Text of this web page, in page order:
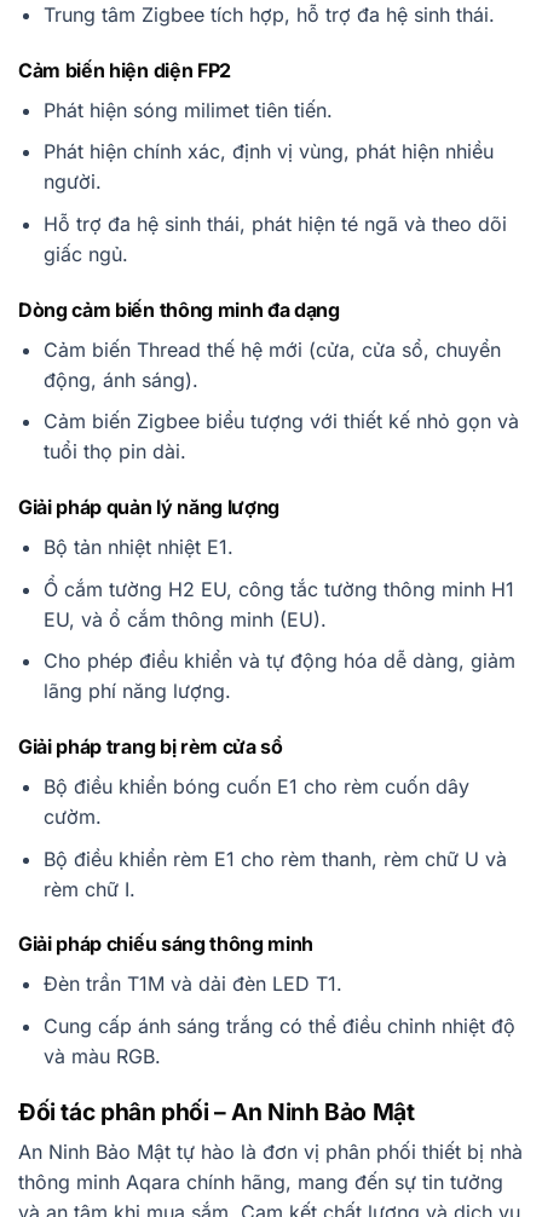
Trung tâm Zigbee tích hợp, hỗ trợ đa hệ sinh thái.
Cảm biến hiện diện FP2
Phát hiện sóng milimet tiên tiến.
Phát hiện chính xác, định vị vùng, phát hiện nhiều
người.
Hỗ trợ đa hệ sinh thái, phát hiện té ngã và theo dõi
giấc ngủ.
Dòng cảm biến thông minh đa dạng
Cảm biến Thread thế hệ mới (cửa, cửa sổ, chuyển
động, ánh sáng).
Cảm biến Zigbee biểu tượng với thiết kế nhỏ gọn và
tuổi thọ pin dài.
Giải pháp quản lý năng lượng
Bộ tản nhiệt nhiệt E1.
Ổ cắm tường H2 EU, công tắc tường thông minh H1
EU, và ổ cắm thông minh (EU).
Cho phép điều khiển và tự động hóa dễ dàng, giảm
lãng phí năng lượng.
Giải pháp trang bị rèm cửa sổ
Bộ điều khiển bóng cuốn E1 cho rèm cuốn dây
cườm.
Bộ điều khiển rèm E1 cho rèm thanh, rèm chữ U và
rèm chữ I.
Giải pháp chiếu sáng thông minh
Đèn trần T1M và dải đèn LED T1.
Cung cấp ánh sáng trắng có thể điều chỉnh nhiệt độ
và màu RGB.
Đối tác phân phối – An Ninh Bảo Mật
An Ninh Bảo Mật tự hào là đơn vị phân phối thiết bị nhà
thông minh Aqara chính hãng, mang đến sự tin tưởng